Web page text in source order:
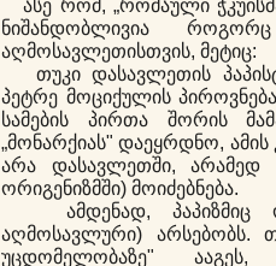
ასე რომ, „რომაული
ნიშანდობლივია
აღმოსავლეთისთვის, მეტიც:
თუკი დასავლეთის
პეტრე მოციქულის
სამების პირთა შორის
„მონარქიას" დაეყრდნო,
არა დასავლეთში, არამედ
ორიგენიზმში) მოიძებნება.
ამდენად, პაპიზმიც
აღმოსავლური) არსებობს.
უცდომელობაზე" ააგეს,